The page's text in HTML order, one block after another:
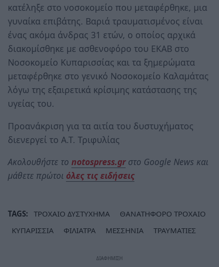
κατέληξε στο νοσοκομείο που μεταφέρθηκε, μια
γυναίκα επιβάτης. Βαριά τραυματισμένος είναι
ένας ακόμα άνδρας 31 ετών, ο οποίος αρχικά
διακομίσθηκε με ασθενοφόρο του ΕΚΑΒ στο
Νοσοκομείο Κυπαρισσίας και τα ξημερώματα
μεταφέρθηκε στο γενικό Νοσοκομείο Καλαμάτας
λόγω της εξαιρετικά κρίσιμης κατάστασης της
υγείας του.
Προανάκριση για τα αιτία του δυστυχήματος
διενεργεί το Α.Τ. Τριφυλίας
Ακολουθήστε το notospress.grστο Google News και
μάθετε πρώτοι όλες τις ειδήσεις
TAGS: ΤΡΟΧΑΙΟ ΔΥΣΤΥΧΗΜΑ
ΘΑΝΑΤΗΦΟΡΟ ΤΡΟΧΑΙΟ
ΚΥΠΑΡΙΣΣΙΑ
ΦΙΛΙΑΤΡΑ ΜΕΣΣΗΝΙΑ ΤΡΑΥΜΑΤΙΕΣ